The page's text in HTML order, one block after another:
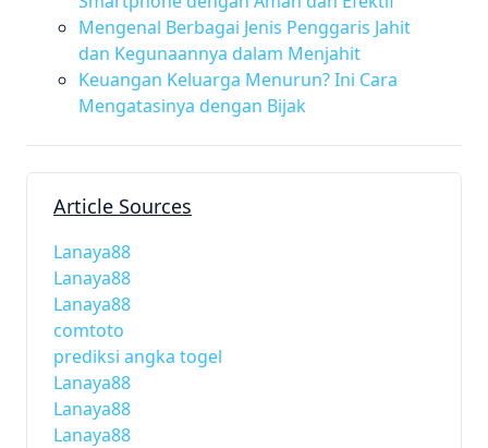
Mengenal Berbagai Jenis Penggaris Jahit
dan Kegunaannya dalam Menjahit
Keuangan Keluarga Menurun? Ini Cara
Mengatasinya dengan Bijak
Article Sources
Lanaya88
Lanaya88
Lanaya88
comtoto
prediksi angka togel
Lanaya88
Lanaya88
Lanaya88